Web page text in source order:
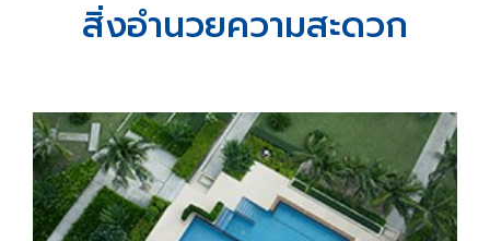
สิ่งอำนวยความสะดวก